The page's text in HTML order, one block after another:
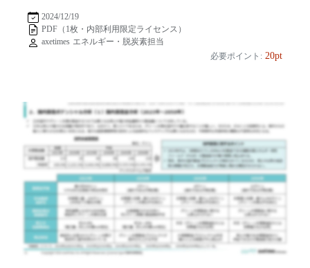
2024/12/19
PDF（1枚・内部利用限定ライセンス）
axetimes エネルギー・脱炭素担当
必要ポイント: 20pt